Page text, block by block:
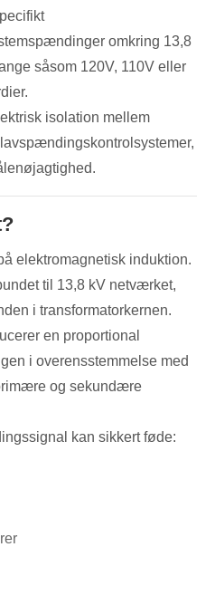
omkring 13,8
såsom 120V, 110V eller
isolation mellem
elektromagnetisk induktion.
til 13,8 kV netværket,
i transformatorkernen.
en proportional
i overensstemmelse med
og sekundære
kan sikkert føde: